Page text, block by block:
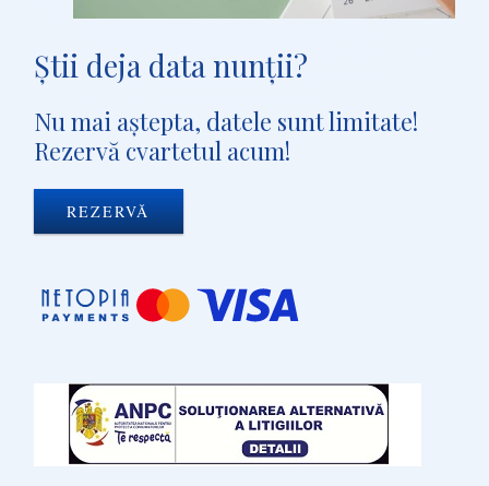
Ştii deja data nunţii?
Nu mai aştepta, datele sunt limitate!
Rezervă cvartetul acum!
REZERVĂ